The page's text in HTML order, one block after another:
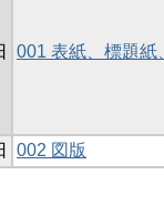
001 表紙、標題紙
002 図版